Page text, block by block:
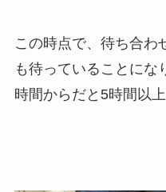
この時点で、待ち合わ
も待っていることにな
時間からだと5時間以上